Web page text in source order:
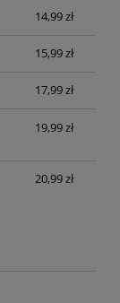
14,99 zł
15,99 zł
17,99 zł
19,99 zł
20,99 zł